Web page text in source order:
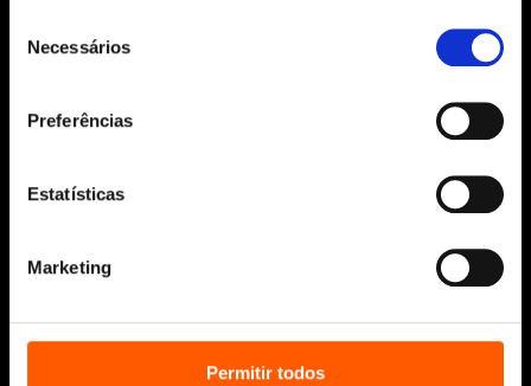
Necessários
Preferências
Estatísticas
Marketing
Permitir todos
Todos os direitos reservados.
Manuscritos
Penguin Educação (Escolas e
Distribuição (profissionais)